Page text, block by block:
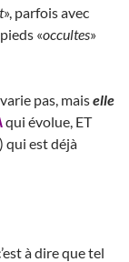
», parfois avec
«occultes»
pas, maiselle
qui évolue, ET
qui est déjà
à dire que tel